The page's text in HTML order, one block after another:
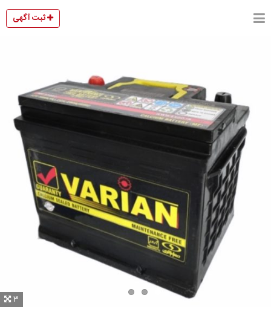
ثبت آگهی
3